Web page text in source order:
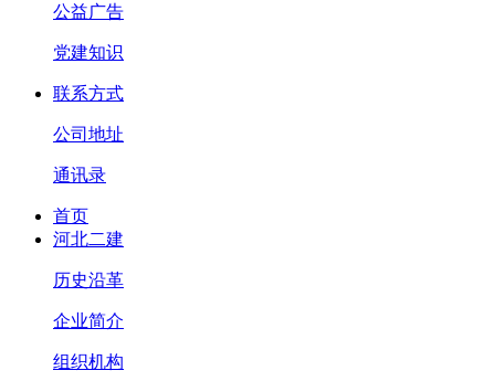
公益广告
党建知识
联系方式
公司地址
通讯录
首页
河北二建
历史沿革
企业简介
组织机构